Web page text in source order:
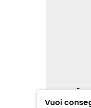
Vuoi